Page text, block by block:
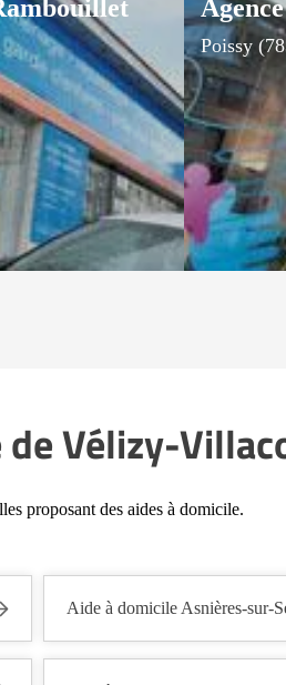
Poissy
Vélizy-
proposant des aides à domicile.
Aide à domicile Asnières-sur-